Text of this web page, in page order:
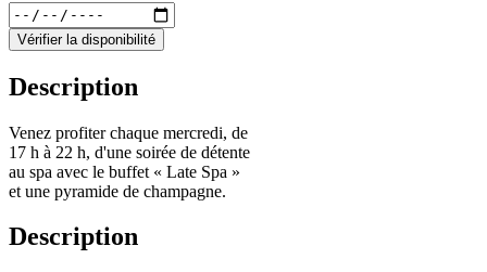
Vérifier la disponibilité
Description
Venez profiter chaque mercredi, de
17 h à 22 h, d'une soirée de détente
au spa avec le buffet « Late Spa »
et une pyramide de champagne.
Description